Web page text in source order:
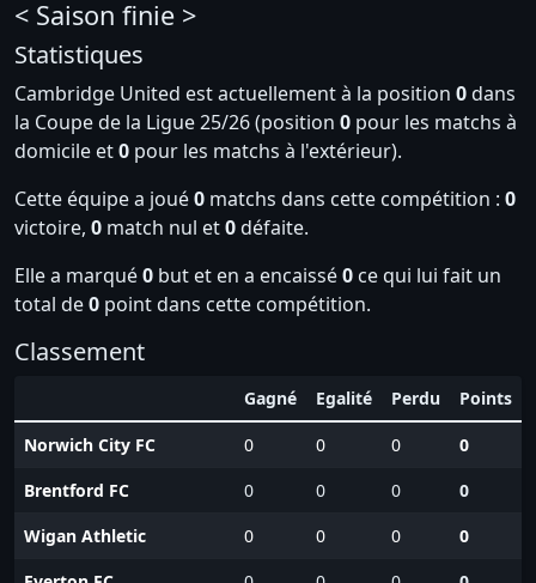
< Saison finie >
Statistiques
Cambridge United est actuellement à la position 0dans
la Coupe de la Ligue 25/26 (position 0 pour les matchs à
domicile et0 pour les matchs à l'extérieur).
Cette équipe a joué0 matchs dans cette compétition : 0
victoire, 0 match nul et0défaite.
Elle a marqué0 but et en a encaissé0 ce qui lui fait un
total de0 point dans cette compétition.
Classement
Gagné Egalité Perdu Points
Norwich City FC 0 0 0
0
Brentford FC
0 0 0
0
Wigan Athletic
0 0 0
0